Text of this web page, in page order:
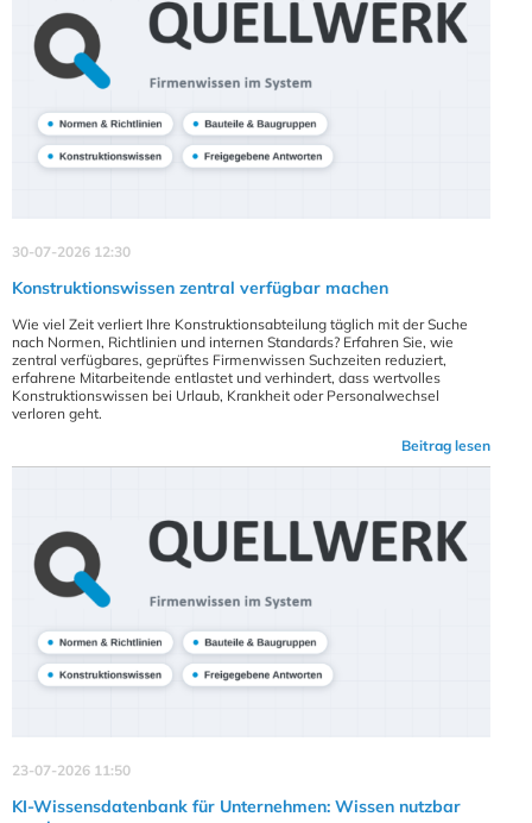
30-07-2026 12:30
Konstruktionswissen zentral verfügbar machen
Wie viel Zeit verliert Ihre Konstruktionsabteilung täglich mit der Suche
nach Normen, Richtlinien und internen Standards? Erfahren Sie, wie
zentral verfügbares, geprüftes Firmenwissen Suchzeiten reduziert,
erfahrene Mitarbeitende entlastet und verhindert, dass wertvolles
Konstruktionswissen bei Urlaub, Krankheit oder Personalwechsel
verloren geht.
Beitrag lesen
23-07-2026 11:50
KI-Wissensdatenbank für Unternehmen: Wissen nutzbar